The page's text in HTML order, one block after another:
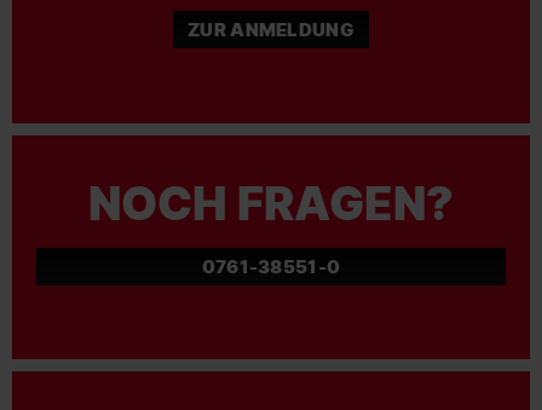
ZUR ANMELDUNG
NOCH FRAGEN?
0761-38551-0